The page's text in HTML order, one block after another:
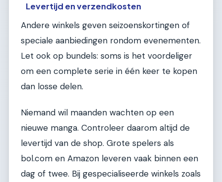
Levertijd en verzendkosten
Andere winkels geven seizoenskortingen of
speciale aanbiedingen rondom evenementen.
Let ook op bundels: soms is het voordeliger
om een complete serie in één keer te kopen
dan losse delen.
Niemand wil maanden wachten op een
nieuwe manga. Controleer daarom altijd de
levertijd van de shop. Grote spelers als
bol.com en Amazon leveren vaak binnen een
dag of twee. Bij gespecialiseerde winkels zoals